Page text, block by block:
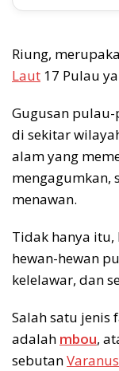
Riung,
Laut 17 Pulau
Gugusan
di sekitar
alam yang
mengagumkan,
menawan.
Tidak hanya
hewan-hewan
kelelawar, dan
Salah satu jenis
adalah mbou,
sebutan